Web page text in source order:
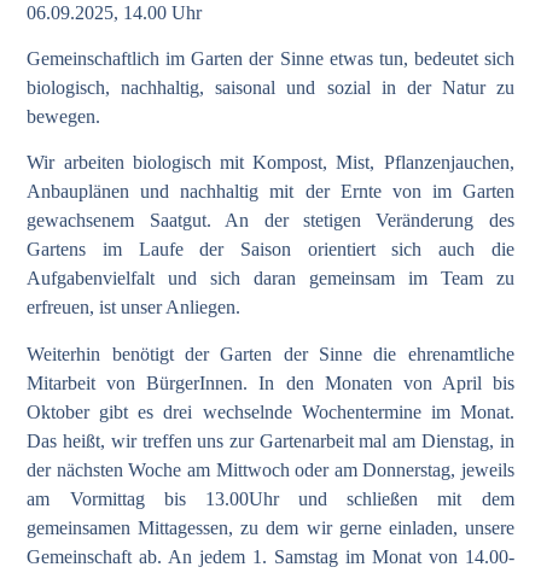
06.09.2025, 14.00 Uhr
Gemeinschaftlich im Garten der Sinne etwas tun, bedeutet sich
biologisch, nachhaltig, saisonal und sozial in der Natur zu
bewegen.
Wir arbeiten biologisch mit Kompost, Mist, Pflanzenjauchen,
Anbauplänen und nachhaltig mit der Ernte von im Garten
gewachsenem Saatgut. An der stetigen Veränderung des
Gartens im Laufe der Saison orientiert sich auch die
Aufgabenvielfalt und sich daran gemeinsam im Team zu
erfreuen, ist unser Anliegen.
Weiterhin benötigt der Garten der Sinne die ehrenamtliche
Mitarbeit von BürgerInnen. In den Monaten von April bis
Oktober gibt es drei wechselnde Wochentermine im Monat.
Das heißt, wir treffen uns zur Gartenarbeit mal am Dienstag, in
der nächsten Woche am Mittwoch oder am Donnerstag, jeweils
am Vormittag bis 13.00Uhr und schließen mit dem
gemeinsamen Mittagessen, zu dem wir gerne einladen, unsere
Gemeinschaft ab. An jedem 1. Samstag im Monat von 14.00-